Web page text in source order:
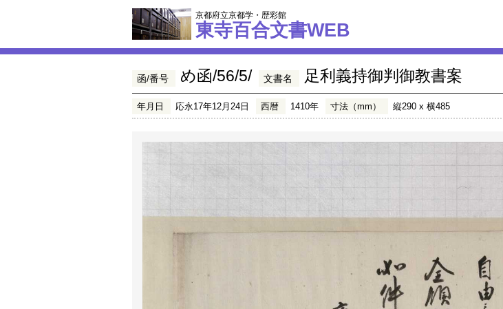
京都府立京都学・歴彩館
東寺百合文書WEB
函/番号 め函/56/5/ 文書名 足利義持御判御教書案
年月日 応永17年12月24日 西暦 1410年 寸法（mm） 縦290 x 横485